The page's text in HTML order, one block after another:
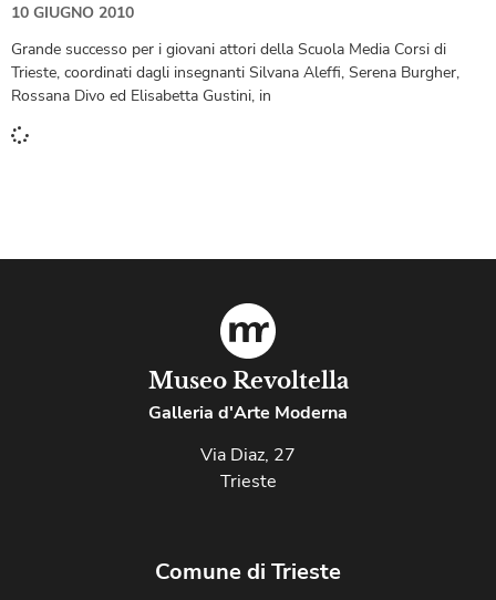
10 GIUGNO 2010
Grande successo per i giovani attori della Scuola Media Corsi di
Trieste, coordinati dagli insegnanti Silvana Aleffi, Serena Burgher,
Rossana Divo ed Elisabetta Gustini, in
Museo Revoltella
Galleria d'Arte Moderna
Via Diaz, 27
Trieste
Comune di Trieste